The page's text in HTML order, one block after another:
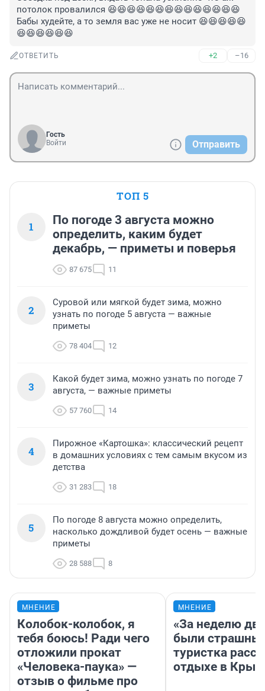
потолок провалился 😆😆😆😆😆😆😆😆😆😆😆😆😆😆
Бабы худейте, а то земля вас уже не носит 😆😆😆😆😆
😆😆😆😆😆😆
ОТВЕТИТЬ +2 –16
Гость
Войти
Отправить
ТОП 5
1
По погоде 3 августа можно
определить, каким будет
декабрь, — приметы и поверья
87 675 11
2
Суровой или мягкой будет зима, можно
узнать по погоде 5 августа — важные
приметы
78 404 12
3
Какой будет зима, можно узнать по погоде 7
августа, — важные приметы
57 760 14
4
Пирожное «Картошка»: классический рецепт
в домашних условиях с тем самым вкусом из
детства
31 283 18
5
По погоде 8 августа можно определить,
насколько дождливой будет осень — важные
приметы
28 588 8
МНЕНИЕ
Колобок-колобок, я
тебя боюсь! Ради чего
отложили прокат
«Человека-паука» —
отзыв о фильме про
МНЕНИЕ
«За неделю
были
туристка
отдыхе в